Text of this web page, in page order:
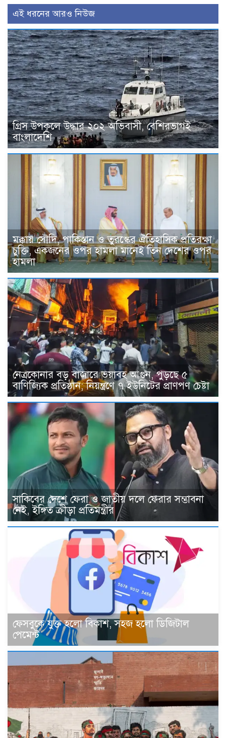
এই ধরনের আরও নিউজ
গ্রিস উপকূলে উদ্ধার ২০২ অভিবাসী, বেশিরভাগই
বাংলাদেশি
মক্কায় সৌদি, পাকিস্তান ও তুরস্কের ঐতিহাসিক প্রতিরক্ষা
চুক্তি, একজনের ওপর হামলা মানেই তিন দেশের ওপর
হামলা
নেত্রকোনার বড় বাজারে ভয়াবহ আগুন, পুড়ছে ৫
বাণিজ্যিক প্রতিষ্ঠান; নিয়ন্ত্রণে ৭ ইউনিটের প্রাণপণ চেষ্টা
সাকিবের দেশে ফেরা ও জাতীয় দলে ফেরার সম্ভাবনা
নেই, ইঙ্গিত ক্রীড়া প্রতিমন্ত্রীর
ফেসবুকে যুক্ত হলো বিকাশ, সহজ হলো ডিজিটাল
পেমেন্ট